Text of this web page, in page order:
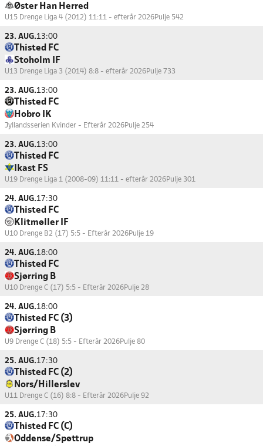
Øster Han Herred
U15 Drenge Liga 4 (2012) 11:11 - efterår 2026Pulje 542
23. AUG.13:00
Thisted FC
Stoholm IF
U13 Drenge Liga 3 (2014) 8:8 - efterår 2026Pulje 733
23. AUG.13:00
Thisted FC
Hobro IK
Jyllandsserien Kvinder - Efterår 2026Pulje 254
23. AUG.13:00
Thisted FC
Ikast FS
U19 Drenge Liga 1 (2008-09) 11:11 - efterår 2026Pulje 301
24. AUG.17:30
Thisted FC
Klitmøller IF
U10 Drenge B2 (17) 5:5 - Efterår 2026Pulje 19
24. AUG.18:00
Thisted FC
Sjørring B
U10 Drenge C (17) 5:5 - Efterår 2026Pulje 28
24. AUG.18:00
Thisted FC (3)
Sjørring B
U9 Drenge C (18) 5:5 - Efterår 2026Pulje 80
25. AUG.17:30
Thisted FC (2)
Nors/Hillerslev
U11 Drenge C (16) 8:8 - Efterår 2026Pulje 92
25. AUG.17:30
Thisted FC (C)
Oddense/Spøttrup